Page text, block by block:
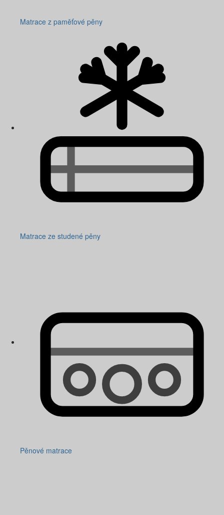
Matrace z paměťové pěny
Matrace ze studené pěny
Pěnové matrace